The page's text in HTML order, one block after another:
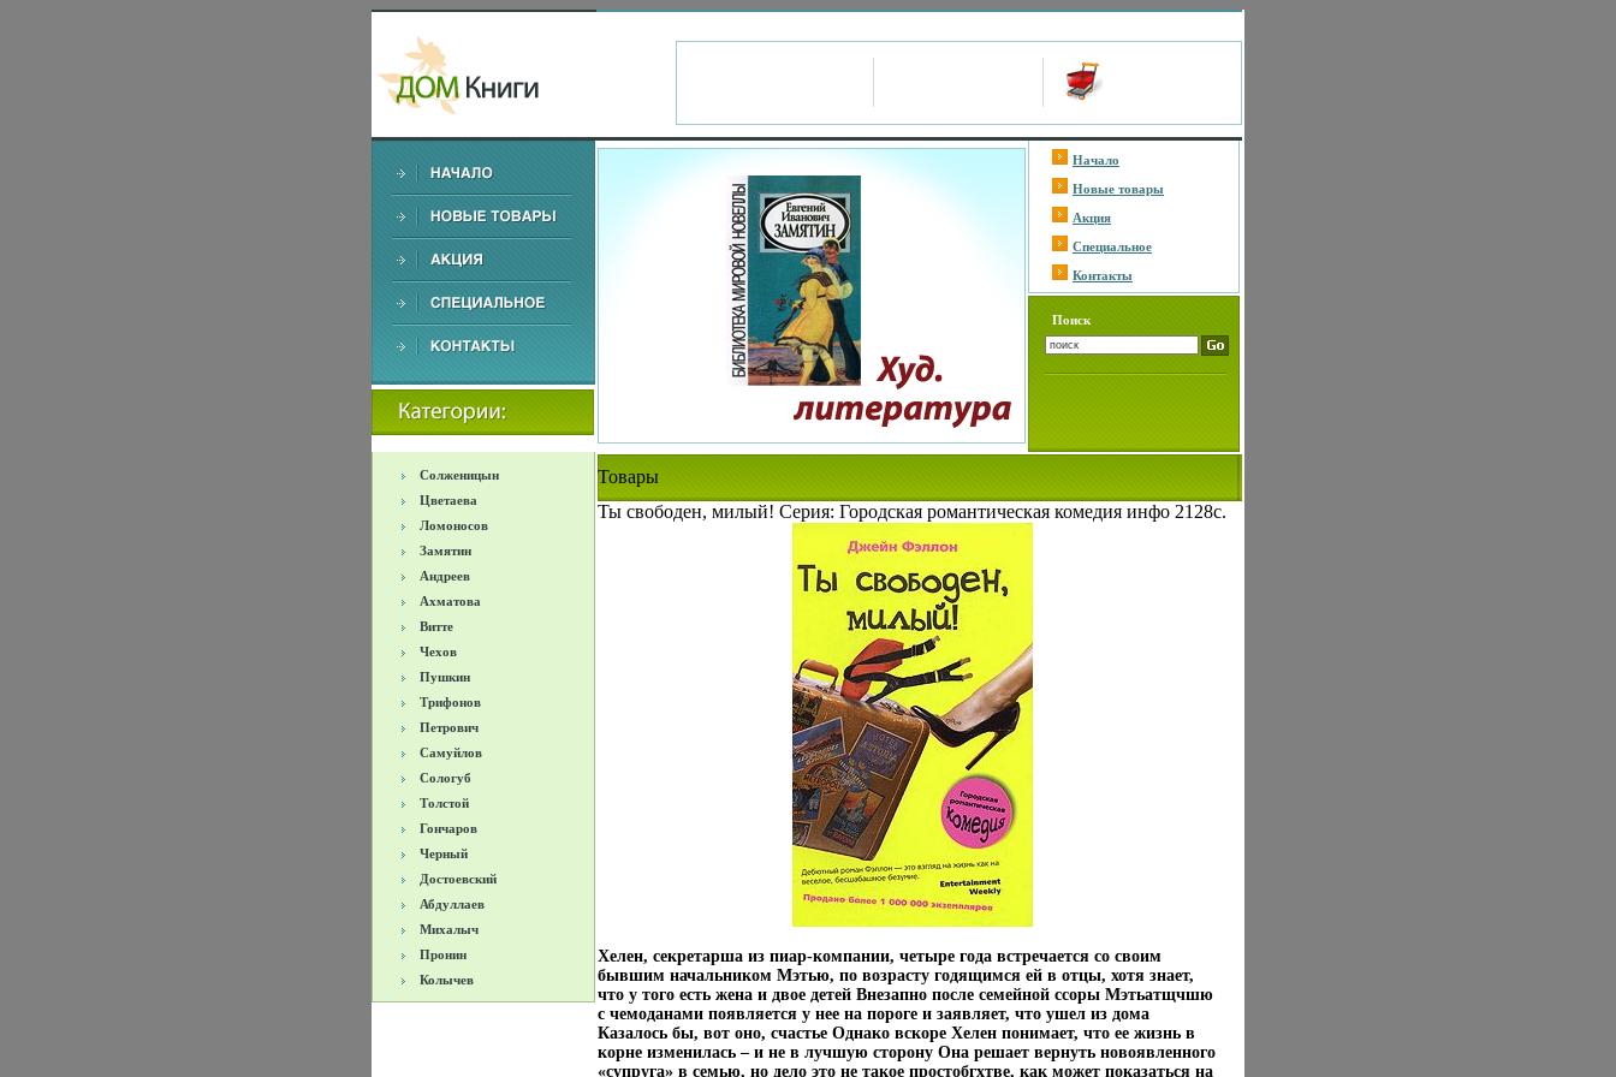
Начало
Новые товары
Акция
Специальное
Контакты
Поиск
Солженицын
Цветаева
Ломоносов
Замятин
Андреев
Ахматова
Витте
Чехов
Пушкин
Трифонов
Петрович
Самуйлов
Сологуб
Толстой
Гончаров
Черный
Достоевский
Абдуллаев
Михалыч
Пронин
Колычев
Товары
Ты свободен, милый! Серия: Городская романтическая комедия инфо 2128c.
Хелен, секретарша из пиар-компании, четыре года встречается со своим
бывшим начальником Мэтью, по возрасту годящимся ей в отцы, хотя знает,
что у того есть жена и двое детей Внезапно после семейной ссоры Мэтьатщчшю
с чемоданами появляется у нее на пороге и заявляет, что ушел из дома
Казалось бы, вот оно, счастье Однако вскоре Хелен понимает, что ее жизнь в
корне изменилась – и не в лучшую сторону Она решает вернуть новоявленного
«супруга» в семью, но дело это не такое простобгхтве, как может показаться на